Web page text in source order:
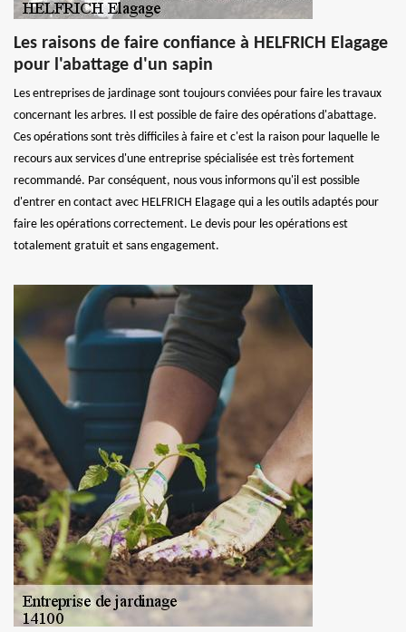
Les raisons de faire confiance à HELFRICH Elagage
pour l'abattage d'un sapin
Les entreprises de jardinage sont toujours conviées pour faire les travaux
concernant les arbres. Il est possible de faire des opérations d'abattage.
Ces opérations sont très difficiles à faire et c'est la raison pour laquelle le
recours aux services d'une entreprise spécialisée est très fortement
recommandé. Par conséquent, nous vous informons qu'il est possible
d'entrer en contact avec HELFRICH Elagage qui a les outils adaptés pour
faire les opérations correctement. Le devis pour les opérations est
totalement gratuit et sans engagement.